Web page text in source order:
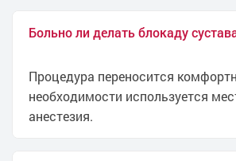
Больно ли делать блокаду
Процедура переносится
необходимости используется
анестезия.